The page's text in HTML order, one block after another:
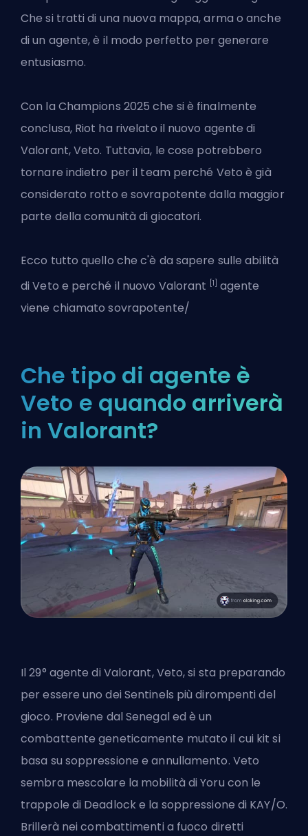
Che si tratti di una nuova mappa, arma o anche
di un agente, è il modo perfetto per generare
entusiasmo.
Con la Champions 2025 che si è finalmente
conclusa, Riot ha rivelato il nuovo agente di
Valorant, Veto. Tuttavia, le cose potrebbero
tornare indietro per il team perché Veto è già
considerato rotto e sovrapotente dalla maggior
parte della comunità di giocatori.
Ecco tutto quello che c'è da sapere sulle abilità
di Veto e perché il nuovo Valorant [1] agente
viene chiamato sovrapotente/
Che tipo di agente è
Veto e quando arriverà
in Valorant?
Il 29° agente di Valorant, Veto, si sta preparando
per essere uno dei Sentinels più dirompenti del
gioco. Proviene dal Senegal ed è un
combattente geneticamente mutato il cui kit si
basa su soppressione e annullamento. Veto
sembra mescolare la mobilità di Yoru con le
trappole di Deadlock e la soppressione di KAY/O.
Brillerà nei combattimenti a fuoco diretti